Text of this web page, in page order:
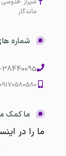
ماندگار
شماره
38440095
09170580580 -09334371000
ما کمک
ما را در